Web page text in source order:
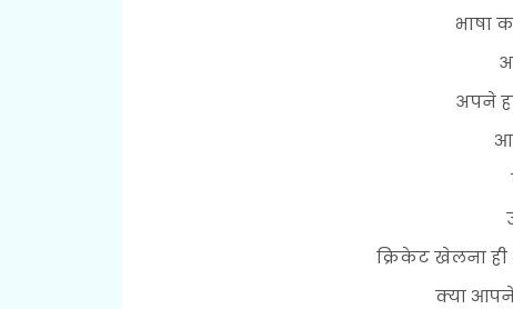
भाषा
अपने
क्रिकेट खेलना ही
क्या आपने